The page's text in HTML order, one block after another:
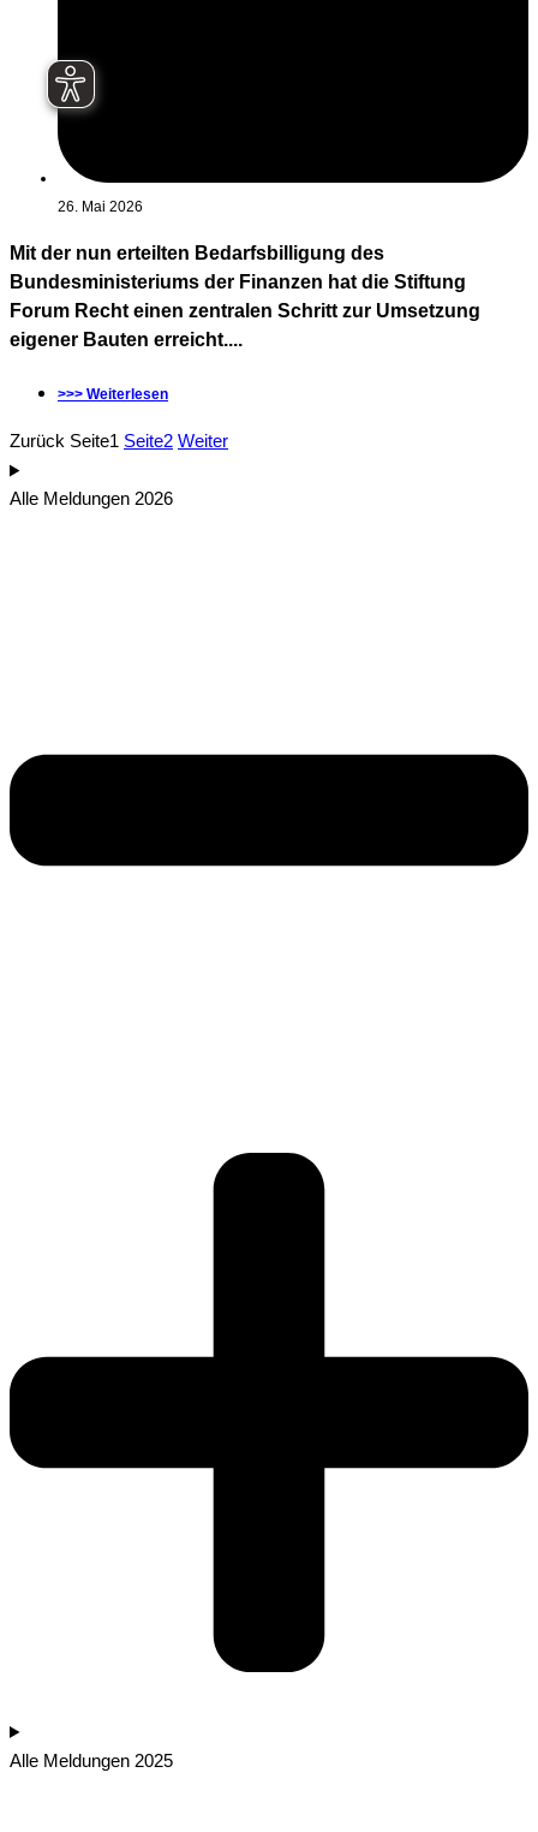
26. Mai 2026
Mit der nun erteilten Bedarfsbilligung des
Bundesministeriums der Finanzen hat die Stiftung
Forum Recht einen zentralen Schritt zur Umsetzung
eigener Bauten erreicht....
>>> Weiterlesen
Zurück Seite1 Seite2 Weiter
Alle Meldungen 2026
Alle Meldungen 2025